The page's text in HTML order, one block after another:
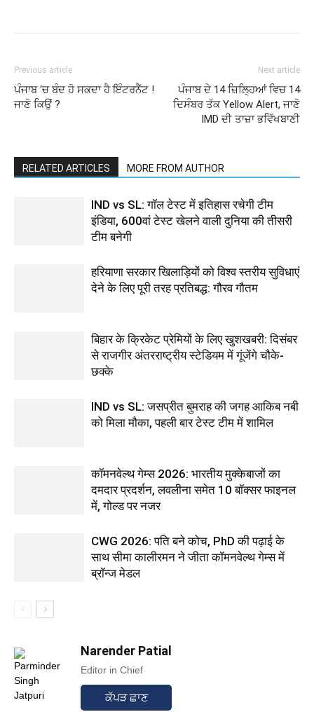
Previous article
ਪੰਜਾਬ ‘ਚ ਬੰਦ ਹੋ ਸਕਦਾ ਹੈ ਇੰਟਰਨੈੱਟ !
ਜਾਣੋ ਕਿਉਂ ?
Next article
ਪੰਜਾਬ ਦੇ 14 ਜ਼ਿਲ੍ਹਿਆਂ ਵਿਚ 14
ਦਿਸੰਬਰ ਤੱਕ Yellow Alert, ਜਾਣੋ
IMD ਦੀ ਤਾਜ਼ਾ ਭਵਿੱਖਬਾਣੀ
RELATED ARTICLES MORE FROM AUTHOR
IND vs SL: गॉल टेस्ट में इतिहास रचेगी टीम
इंडिया, 600वां टेस्ट खेलने वाली दुनिया की तीसरी
टीम बनेगी
हरियाणा सरकार खिलाड़ियों को विश्व स्तरीय सुविधाएं
देने के लिए पूरी तरह प्रतिबद्ध: गौरव गौतम
बिहार के क्रिकेट प्रेमियों के लिए खुशखबरी: दिसंबर
से राजगीर अंतरराष्ट्रीय स्टेडियम में गूंजेंगे चौके-
छक्के
IND vs SL: जसप्रीत बुमराह की जगह आकिब नबी
को मिला मौका, पहली बार टेस्ट टीम में शामिल
कॉमनवेल्थ गेम्स 2026: भारतीय मुक्केबाजों का
दमदार प्रदर्शन, लवलीना समेत 10 बॉक्सर फाइनल
में, गोल्ड पर नजर
CWG 2026: पति बने कोच, PhD की पढ़ाई के
साथ सीमा कालीरमन ने जीता कॉमनवेल्थ गेम्स में
ब्रॉन्ज मेडल
Narender Patial
Editor in Chief
ਕੱਪੜ ਛਾਣ